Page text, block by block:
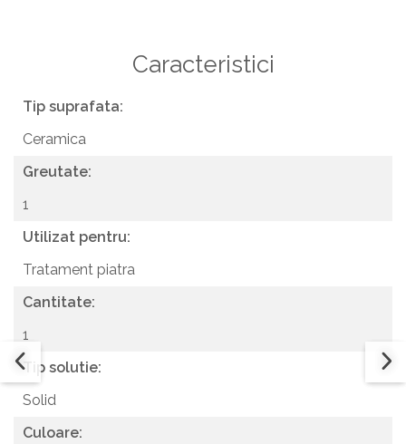
Caracteristici
Tip suprafata:
Ceramica
Greutate:
1
Utilizat pentru:
Tratament piatra
Cantitate:
1
Tip solutie:
Solid
Culoare: